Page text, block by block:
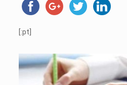
[:pt]